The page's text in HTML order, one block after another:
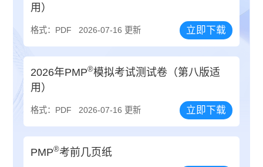
用）
格式：PDF 2026-07-16 更新 立即下载
2026年PMP®模拟考试测试卷（第八版适
用）
格式：PDF 2026-07-16 更新 立即下载
PMP®考前几页纸